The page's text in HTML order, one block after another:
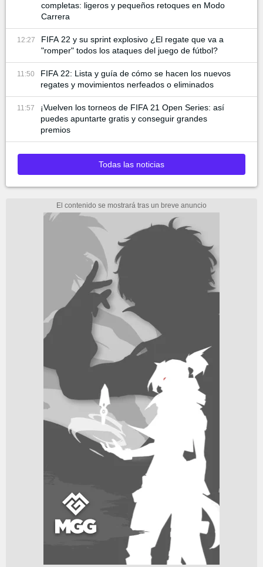
completas: ligeros y pequeños retoques en Modo
Carrera
12:27
FIFA 22 y su sprint explosivo ¿El regate que va a
"romper" todos los ataques del juego de fútbol?
11:50
FIFA 22: Lista y guía de cómo se hacen los nuevos
regates y movimientos nerfeados o eliminados
11:57
¡Vuelven los torneos de FIFA 21 Open Series: así
puedes apuntarte gratis y conseguir grandes
premios
Todas las noticias